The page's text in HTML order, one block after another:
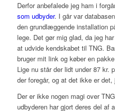
Derfor anbefalede jeg ham i
som udbyder. I går var
den grundlæggende installation
lege. Det gør mig glad, da jeg
at udvide kendskabet til TNG.
bruger mit link og køber en
Lige nu står der lidt under 87 kr.
der foregår, og at det ikke er
Der er ikke nogen magi over
udbyderen har gjort deres del af